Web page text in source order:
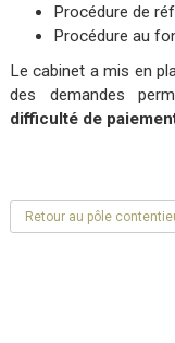
Procédure de
Procédure au
Le cabinet a mis en
des demandes
difficulté de
Retour au pôle